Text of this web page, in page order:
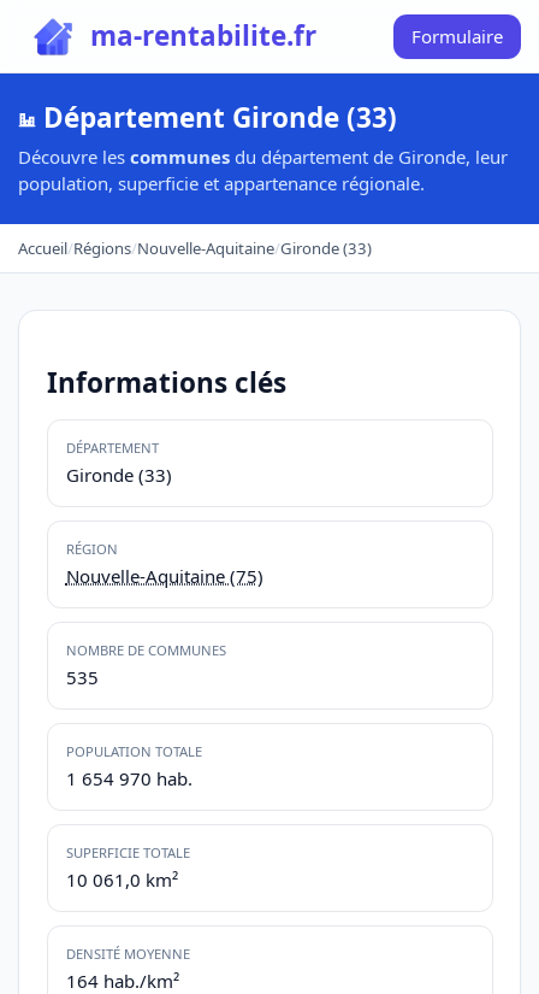
ma-rentabilite.fr Formulaire
Département Gironde (33)
Découvre les communes du département de Gironde, leur
population, superficie et appartenance régionale.
Accueil/Régions/Nouvelle-Aquitaine/Gironde (33)
Informations clés
DÉPARTEMENT
Gironde (33)
RÉGION
Nouvelle-Aquitaine (75)
NOMBRE DE COMMUNES
535
POPULATION TOTALE
1 654 970 hab.
SUPERFICIE TOTALE
10 061,0 km²
DENSITÉ MOYENNE
164 hab./km²